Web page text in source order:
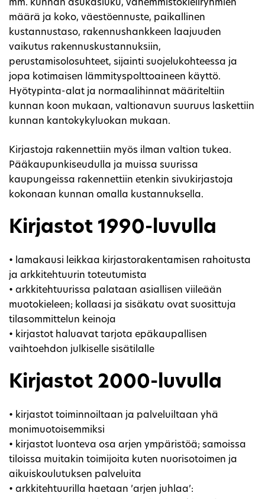
mm. kunnan asukasluku, vähemmistökieliryhmien
määrä ja koko, väestöennuste, paikallinen
kustannustaso, rakennushankkeen laajuuden
vaikutus rakennuskustannuksiin,
perustamisolosuhteet, sijainti suojelukohteessa ja
jopa kotimaisen lämmityspolttoaineen käyttö.
Hyötypinta-alat ja normaalihinnat määriteltiin
kunnan koon mukaan, valtionavun suuruus laskettiin
kunnan kantokykyluokan mukaan.
Kirjastoja rakennettiin myös ilman valtion tukea.
Pääkaupunkiseudulla ja muissa suurissa
kaupungeissa rakennettiin etenkin sivukirjastoja
kokonaan kunnan omalla kustannuksella.
Kirjastot 1990-luvulla
• lamakausi leikkaa kirjastorakentamisen rahoitusta
ja arkkitehtuurin toteutumista
• arkkitehtuurissa palataan asiallisen viileään
muotokieleen; kollaasi ja sisäkatu ovat suosittuja
tilasommittelun keinoja
• kirjastot haluavat tarjota epäkaupallisen
vaihtoehdon julkiselle sisätilalle
Kirjastot 2000-luvulla
• kirjastot toiminnoiltaan ja palveluiltaan yhä
monimuotoisemmiksi
• kirjastot luonteva osa arjen ympäristöä; samoissa
tiloissa muitakin toimijoita kuten nuorisotoimen ja
aikuiskoulutuksen palveluita
• arkkitehtuurilla haetaan ’arjen juhlaa’: